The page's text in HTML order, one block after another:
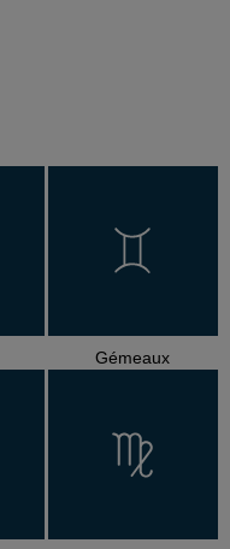
Gémeaux